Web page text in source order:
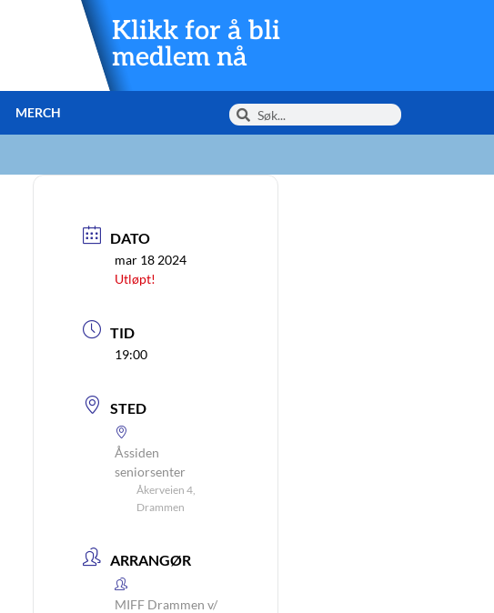
Klikk for å bli
medlem nå
MERCH
DATO
mar 18 2024
Utløpt!
TID
19:00
STED
Åssiden
seniorsenter
Åkerveien 4,
Drammen
ARRANGØR
MIFF Drammen v/